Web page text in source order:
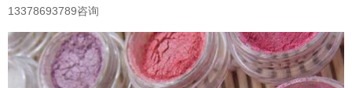
13378693789咨询